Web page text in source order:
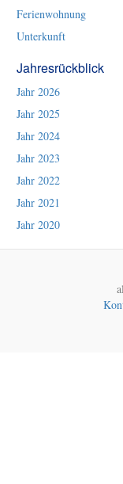
Ferienwohnung
Unterkunft
Jahresrückblick
Jahr 2026
Jahr 2025
Jahr 2024
Jahr 2023
Jahr 2022
Jahr 2021
Jahr 2020